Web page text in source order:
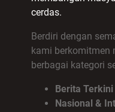
cerdas.
Berdiri dengan
kami berkomitmen
berbagai kategori
Berita Terkini
Nasional &